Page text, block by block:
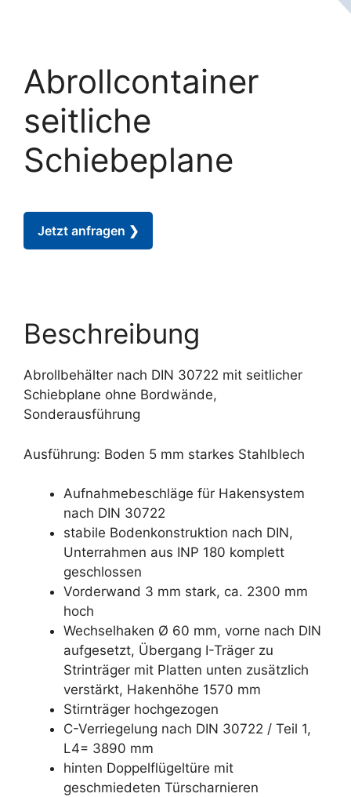
Abrollcontainer
seitliche
Schiebeplane
Jetzt anfragen ❯
Beschreibung
Abrollbehälter nach DIN 30722 mit seitlicher
Schiebplane ohne Bordwände,
Sonderausführung
Ausführung: Boden 5 mm starkes Stahlblech
Aufnahmebeschläge für Hakensystem
nach DIN 30722
stabile Bodenkonstruktion nach DIN,
Unterrahmen aus INP 180 komplett
geschlossen
Vorderwand 3 mm stark, ca. 2300 mm
hoch
Wechselhaken Ø 60 mm, vorne nach DIN
aufgesetzt, Übergang I-Träger zu
Strinträger mit Platten unten zusätzlich
verstärkt, Hakenhöhe 1570 mm
Stirnträger hochgezogen
C-Verriegelung nach DIN 30722 / Teil 1,
L4= 3890 mm
hinten Doppelflügeltüre mit
geschmiedeten Türscharnieren